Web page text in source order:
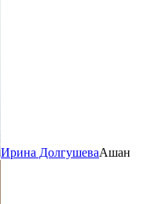
Ирина ДолгушеваАшан